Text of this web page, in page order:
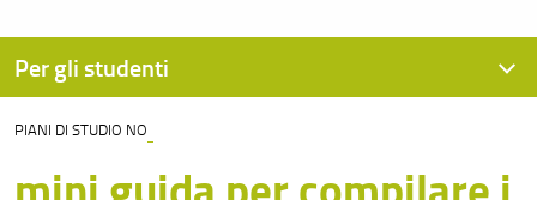
PIANI DI STUDIO NO
Per gli studenti
Assegnazione OFA
Calendario didattico e orario delle lezioni